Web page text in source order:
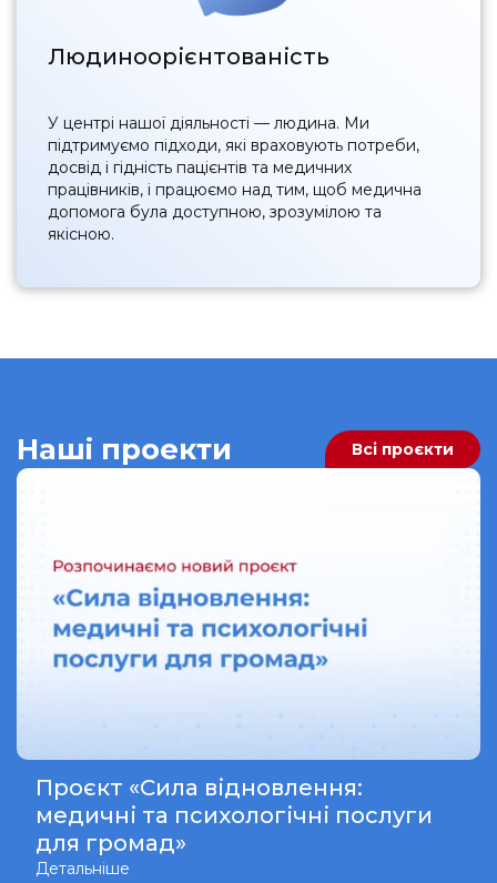
Людиноорієнтованість
У центрі нашої діяльності — людина. Ми
підтримуємо підходи, які враховують потреби,
досвід і гідність пацієнтів та медичних
працівників, і працюємо над тим, щоб медична
допомога була доступною, зрозумілою та
якісною.
Наші проекти Всі проєкти
Проєкт «Сила відновлення:
медичні та психологічні послуги
для громад»
Детальніше